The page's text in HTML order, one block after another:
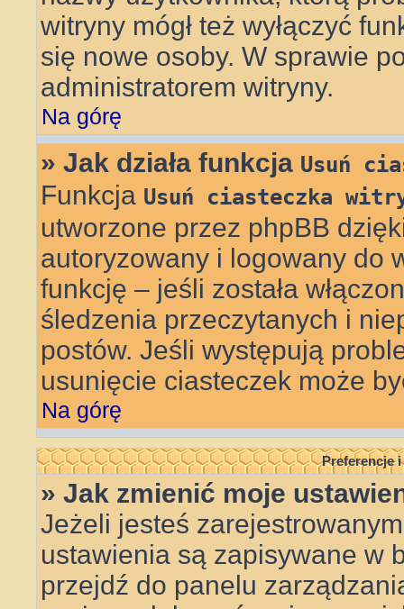
witryny mógł też wyłączyć
się nowe osoby. W sprawie
administratorem witryny.
Na górę
» Jak działa funkcja Usuń
Funkcja Usuń ciasteczka
utworzone przez phpBB
autoryzowany i logowany do
funkcję – jeśli została
śledzenia przeczytanych i
postów. Jeśli występują
usunięcie ciasteczek może
Na górę
Preferencje
» Jak zmienić moje
Jeżeli jesteś
ustawienia są zapisywane w
przejdź do panelu